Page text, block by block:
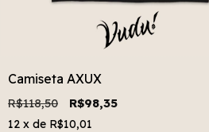
Camiseta AXUX
R$118,50 R$98,35
12 x de R$10,01